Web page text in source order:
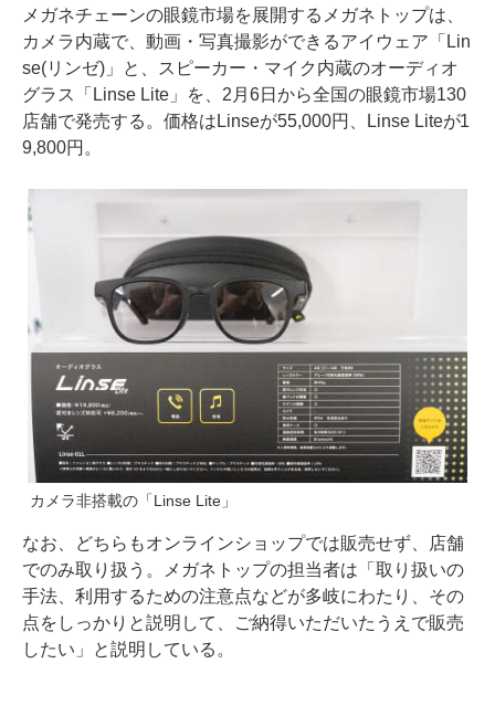
メガネチェーンの眼鏡市場を展開するメガネトップは、
カメラ内蔵で、動画・写真撮影ができるアイウェア「Lin
se(リンゼ)」と、スピーカー・マイク内蔵のオーディオ
グラス「Linse Lite」を、2月6日から全国の眼鏡市場130
店舗で発売する。価格はLinseが55,000円、Linse Liteが1
9,800円。
カメラ非搭載の「Linse Lite」
なお、どちらもオンラインショップでは販売せず、店舗
でのみ取り扱う。メガネトップの担当者は「取り扱いの
手法、利用するための注意点などが多岐にわたり、その
点をしっかりと説明して、ご納得いただいたうえで販売
したい」と説明している。